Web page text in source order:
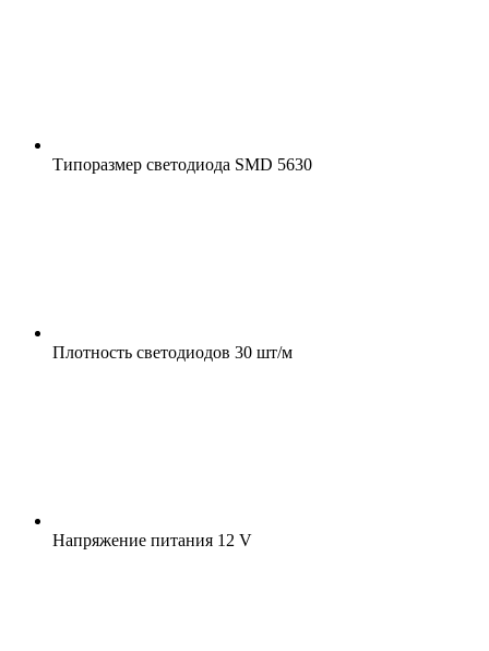
Типоразмер светодиода SMD 5630
Плотность светодиодов 30 шт/м
Напряжение питания 12 V